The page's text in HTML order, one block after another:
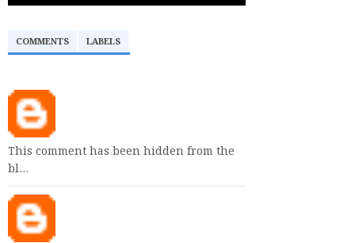
COMMENTS LABELS
This comment has been hidden from the
bl…